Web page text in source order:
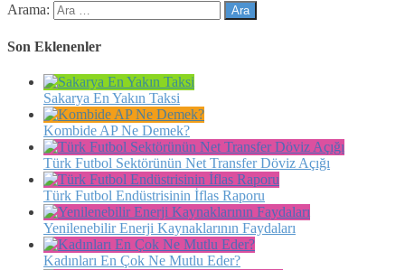
Arama:
Son Eklenenler
Sakarya En Yakın Taksi
Kombide AP Ne Demek?
Türk Futbol Sektörünün Net Transfer Döviz Açığı
Türk Futbol Endüstrisinin İflas Raporu
Yenilenebilir Enerji Kaynaklarının Faydaları
Kadınları En Çok Ne Mutlu Eder?